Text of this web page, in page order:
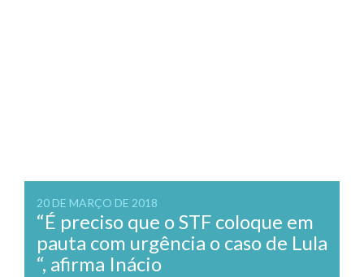
20 DE MARÇO DE 2018
“É preciso que o STF coloque em
pauta com urgência o caso de Lula
“, afirma Inácio